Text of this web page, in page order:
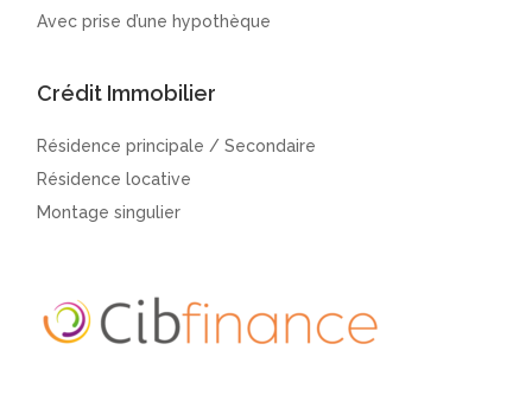
Avec prise d’une hypothèque
Crédit Immobilier
Résidence principale / Secondaire
Résidence locative
Montage singulier